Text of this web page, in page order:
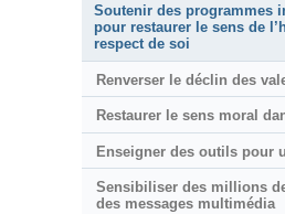
Soutenir des programmes
pour restaurer le sens de
respect de soi
Renverser le déclin des
Restaurer le sens moral
Enseigner des outils pour
Sensibiliser des millions
des messages multimédia